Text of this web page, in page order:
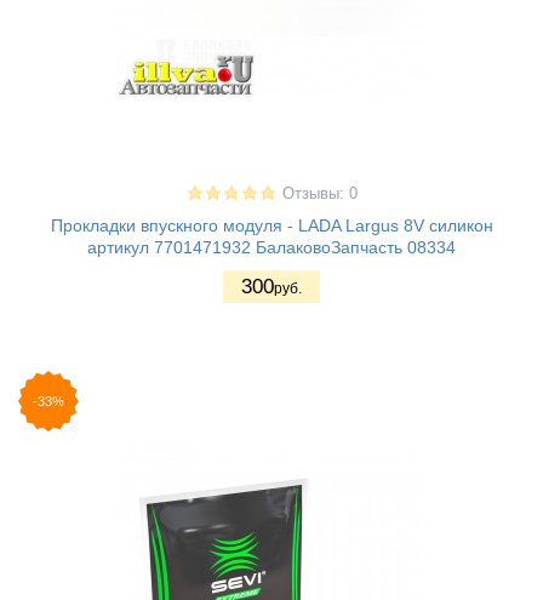
Отзывы: 0
Прокладки впускного модуля - LADA Largus 8V силикон
артикул 7701471932 БалаковоЗапчасть 08334
300руб.
-33%